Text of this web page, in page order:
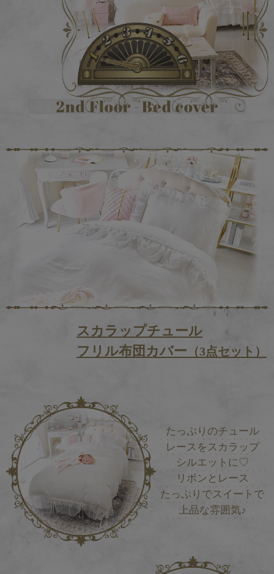
スカラップチュール
フリル布団カバー （3点セット）
たっぷりのチュール
レースをスカラップ
シルエットに♡
リボンとレース
たっぷりでスイートで
上品な雰囲気♪